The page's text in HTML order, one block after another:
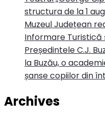
structura de la 1
Muzeul Județean
Informare Turistică
Președintele C.J.
la Buzău, o
șanse copiilor din
Archives